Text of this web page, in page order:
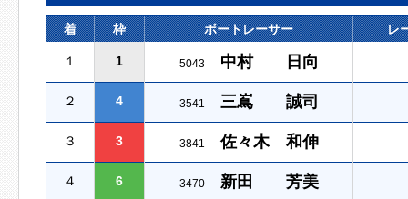
着 枠 ボートレーサー レ
１ 1 5043 中村 日向
２ 4 3541 三嶌 誠司
３ 3 3841 佐々木 和伸
４ 6 3470 新田 芳美